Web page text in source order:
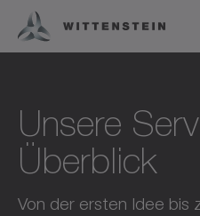
Unsere
Überblick
Von der ersten Idee bis